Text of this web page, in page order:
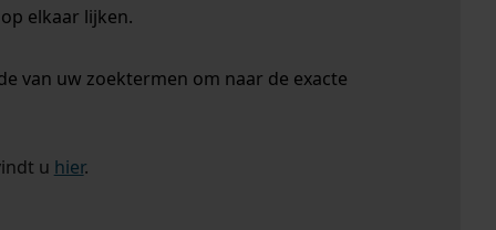
elkaar lijken.
van uw zoektermen om naar de exacte
u hier.